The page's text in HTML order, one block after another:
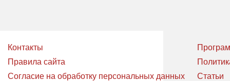
Контакты
Правила сайта
Согласие на обработку персональных данных
Статьи